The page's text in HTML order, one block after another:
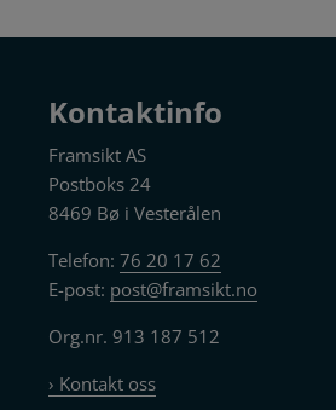
Kontaktinfo
Framsikt AS
Postboks 24
8469 Bø i Vesterålen
Telefon:76 20 17 62
E-post: post@framsikt.no
Org.nr. 913 187 512
› Kontakt oss